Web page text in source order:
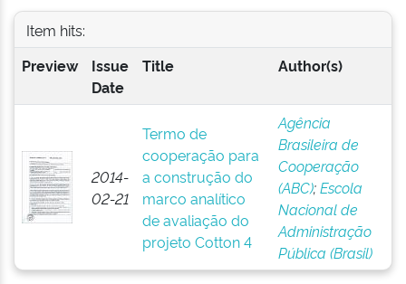
Item hits:
Preview
Issue
Date
Title Author(s)
2014-
02-21
Termo de
cooperação para
a construção do
marco analítico
de avaliação do
projeto Cotton 4
Agência
Brasileira de
Cooperação
(ABC);Escola
Nacional de
Administração
Pública (Brasil)